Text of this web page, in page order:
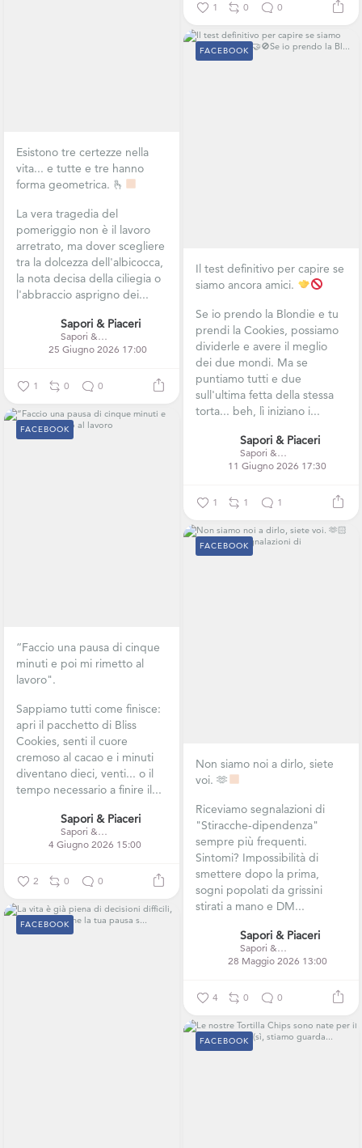
1 0 0
Esistono tre certezze nella
vita... e tutte e tre hanno
forma geometrica. 🫰
La vera tragedia del
pomeriggio non è il lavoro
arretrato, ma dover scegliere
tra la dolcezza dell'albicocca,
la nota decisa della ciliegia o
l'abbraccio asprigno dei...
Sapori & Piaceri
Sapori & Piaceri
25 Giugno 2026 17:00
1 0 0
Il test definitivo per capire se
siamo ancora amici.
Se io prendo la Blondie e tu
prendi la Cookies, possiamo
dividerle e avere il meglio
dei due mondi. Ma se
puntiamo tutti e due
sull'ultima fetta della stessa
torta... beh, lì iniziano i...
Sapori & Piaceri
Sapori & Piaceri
11 Giugno 2026 17:30
FACEBOOK
1 1 1
“Faccio una pausa di cinque
minuti e poi mi rimetto al
lavoro".
Sappiamo tutti come finisce:
apri il pacchetto di Bliss
Cookies, senti il cuore
cremoso al cacao e i minuti
diventano dieci, venti... o il
tempo necessario a finire il...
Sapori & Piaceri
Sapori & Piaceri
4 Giugno 2026 15:00
FACEBOOK
2 0 0
Non siamo noi a dirlo, siete
voi. 🫶
Riceviamo segnalazioni di
"Stiracche-dipendenza"
sempre più frequenti.
Sintomi? Impossibilità di
smettere dopo la prima,
sogni popolati da grissini
stirati a mano e DM...
Sapori & Piaceri
Sapori & Piaceri
28 Maggio 2026 13:00
FACEBOOK
4 0 0
FACEBOOK
FACEBOOK